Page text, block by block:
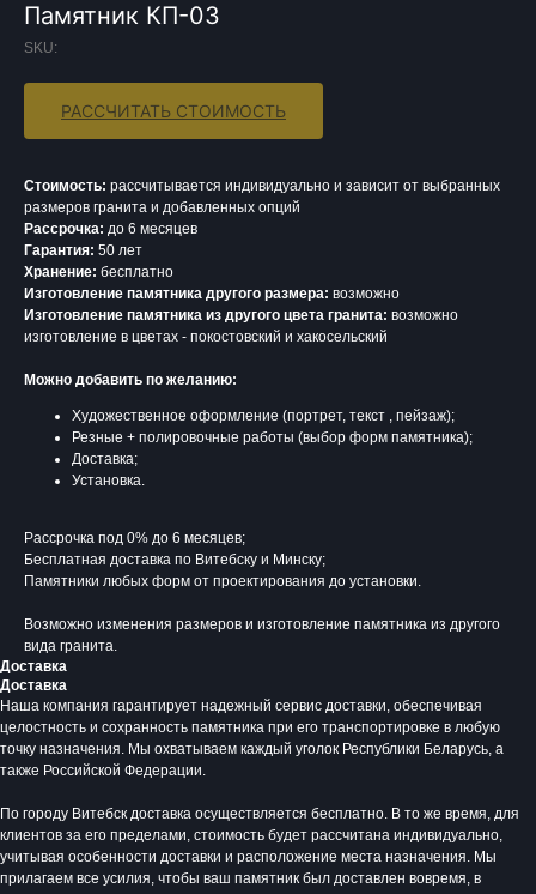
Памятник КП-03
SKU:
РАССЧИТАТЬ СТОИМОСТЬ
Стоимость: рассчитывается индивидуально и зависит от выбранных
размеров гранита и добавленных опций
Рассрочка: до 6 месяцев
Гарантия: 50 лет
Хранение: бесплатно
Изготовление памятника другого размера: возможно
Изготовление памятника из другого цвета гранита: возможно
изготовление в цветах - покостовский и хакосельский
Можно добавить по желанию:
Художественное оформление (портрет, текст , пейзаж);
Резные + полировочные работы (выбор форм памятника);
Доставка;
Установка.
Рассрочка под 0% до 6 месяцев;
Бесплатная доставка по Витебску и Минску;
Памятники любых форм от проектирования до установки.
Возможно изменения размеров и изготовление памятника из другого
вида гранита.
Доставка
Доставка
Наша компания гарантирует надежный сервис доставки, обеспечивая
целостность и сохранность памятника при его транспортировке в любую
точку назначения. Мы охватываем каждый уголок Республики Беларусь, а
также Российской Федерации.
По городу Витебск доставка осуществляется бесплатно. В то же время, для
клиентов за его пределами, стоимость будет рассчитана индивидуально,
учитывая особенности доставки и расположение места назначения. Мы
прилагаем все усилия, чтобы ваш памятник был доставлен вовремя, в
Телефон (Viber, Wa): +375 (33) 333-80-33
Время работы:
Вторник - Суббота:
С 10.00 - 19.00
Воскресенье: Выходной
Производство мемориальной продукции
любой сложности без посредников